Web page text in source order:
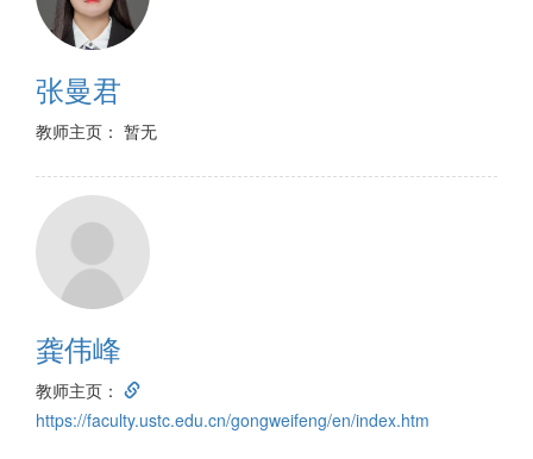
张曼君
教师主页： 暂无
龚伟峰
教师主页：
https://faculty.ustc.edu.cn/gongweifeng/en/index.htm